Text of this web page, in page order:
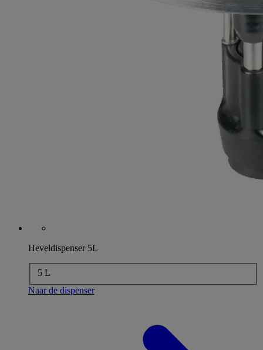
Heveldispenser 5L
5 L
Naar de dispenser